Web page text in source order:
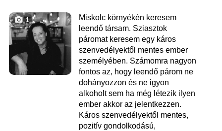
1
Miskolc környékén keresem
leendő társam. Sziasztok
páromat keresem egy káros
szenvedélyektől mentes ember
személyében. Számomra nagyon
fontos az, hogy leendő párom ne
dohányozzon és ne igyon
alkoholt sem ha még létezik ilyen
ember akkor az jelentkezzen.
Káros szenvedélyektől mentes,
pozitív gondolkodású,